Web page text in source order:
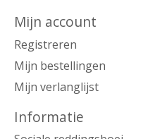
Mijn account
Registreren
Mijn bestellingen
Mijn verlanglijst
Informatie